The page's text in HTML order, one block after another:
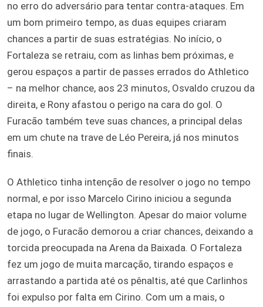
no erro do adversário para tentar contra-ataques. Em
um bom primeiro tempo, as duas equipes criaram
chances a partir de suas estratégias. No início, o
Fortaleza se retraiu, com as linhas bem próximas, e
gerou espaços a partir de passes errados do Athletico
– na melhor chance, aos 23 minutos, Osvaldo cruzou da
direita, e Rony afastou o perigo na cara do gol. O
Furacão também teve suas chances, a principal delas
em um chute na trave de Léo Pereira, já nos minutos
finais.
O Athletico tinha intenção de resolver o jogo no tempo
normal, e por isso Marcelo Cirino iniciou a segunda
etapa no lugar de Wellington. Apesar do maior volume
de jogo, o Furacão demorou a criar chances, deixando a
torcida preocupada na Arena da Baixada. O Fortaleza
fez um jogo de muita marcação, tirando espaços e
arrastando a partida até os pênaltis, até que Carlinhos
foi expulso por falta em Cirino. Com um a mais, o